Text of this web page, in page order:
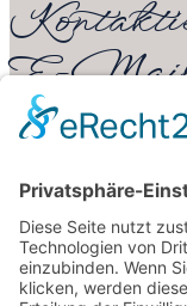
E-
info@dekoration-
Über